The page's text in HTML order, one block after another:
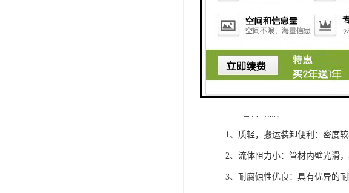
PVC管材特点：
1、质轻，搬运装卸便利：密度
2、流体阻力小：管材内壁光滑
3、耐腐蚀性优良：具有优异的